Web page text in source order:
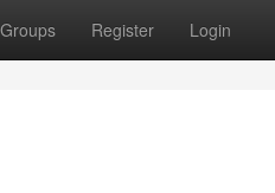
Groups Register Login